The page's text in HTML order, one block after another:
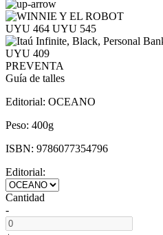
UYU 464 UYU 545
UYU 409
PREVENTA
Guía de talles
Editorial: OCEANO
Peso: 400g
ISBN: 9786077354796
Editorial:
Cantidad
-